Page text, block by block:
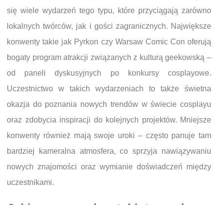
się wiele wydarzeń tego typu, które przyciągają zarówno
lokalnych twórców, jak i gości zagranicznych. Największe
konwenty takie jak Pyrkon czy Warsaw Comic Con oferują
bogaty program atrakcji związanych z kulturą geekowską –
od paneli dyskusyjnych po konkursy cosplayowe.
Uczestnictwo w takich wydarzeniach to także świetna
okazja do poznania nowych trendów w świecie cosplayu
oraz zdobycia inspiracji do kolejnych projektów. Mniejsze
konwenty również mają swoje uroki – często panuje tam
bardziej kameralna atmosfera, co sprzyja nawiązywaniu
nowych znajomości oraz wymianie doświadczeń między
uczestnikami.